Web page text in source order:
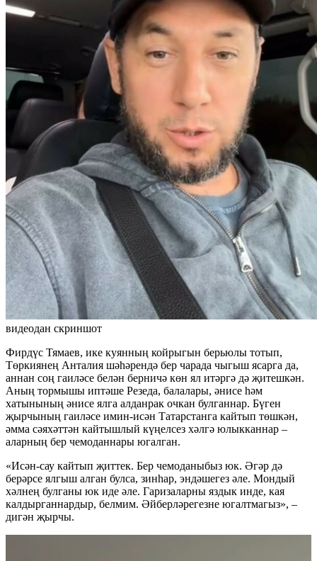
видеодан скриншот
Фирдүс Тямаев, ике куянның койрыгын берьюлы тотып,
Төркиянең Анталия шәһәрендә бер чарада чыгыш ясарга да,
аннан соң гаиләсе белән берничә көн ял итәргә дә җитешкән.
Аның тормышы иптәше Резеда, балалары, әнисе һәм
хатынының әнисе ялга алданрак очкан булганнар. Бүген
җырчының гаиләсе имин-исән Татарстанга кайтып төшкән,
әмма сәяхәттән кайтышлый күңелсез хәлгә юлыкканнар –
аларның бер чемоданнары югалган.
«Исән-сау кайтып җиттек. Бер чемоданыбыз юк. Әгәр дә
берәрсе ялгыш алган булса, зинһар, эндәшегез әле. Мондый
хәлнең булганы юк иде әле. Гаризаларны яздык инде, кая
калдырганнардыр, белмим. Әйберләрегезне югалтмагыз», –
дигән җырчы.